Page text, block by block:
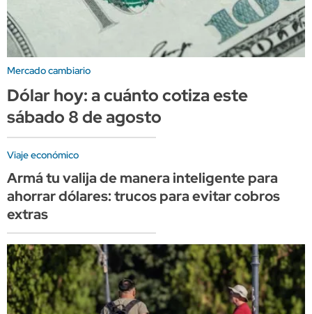
Mercado cambiario
Dólar hoy: a cuánto cotiza este
sábado 8 de agosto
Viaje económico
Armá tu valija de manera inteligente para
ahorrar dólares: trucos para evitar cobros
extras